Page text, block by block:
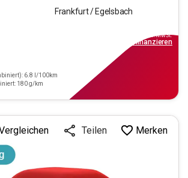
Frankfurt / Egelsbach
6.8 l/100km
180 g/km
inkl.MwSt.
finanzieren
Teilen Merken